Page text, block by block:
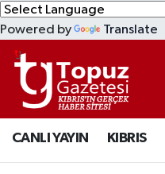
Powered by Translate
CANLI YAYIN KIBRIS
KIBRIS
DÜNYA
EKONOMİ
Lefkoşa Nöbetçi
Lefkoşa Hava
Lefkoşa Trafik